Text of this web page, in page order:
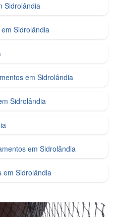
Sidrolândia
Sidrolândia
em Sidrolândia
Sidrolândia
em Sidrolândia
em Sidrolândia